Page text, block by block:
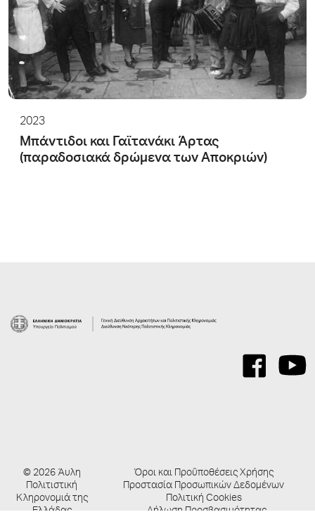
2023
Μπάντιδοι και Γαϊτανάκι Άρτας
(παραδοσιακά δρώμενα των Αποκριών)
© 2026 Άυλη
Πολιτιστική
Κληρονομιά της
Ελλάδας
Όροι και Προΰποθέσεις Χρήσης
Προστασία Προσωπικών Δεδομένων
Πολιτική Cookies
Δήλωση Προσβασιμότητας